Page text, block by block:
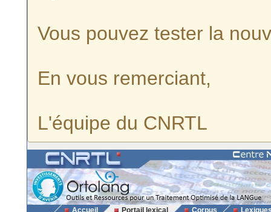
Vous pouvez tester la
En vous remerciant,
L'équipe du CNRTL
Accueil Portail lexical Corpus